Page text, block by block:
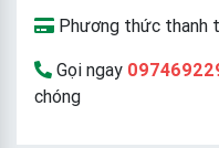
Phương thức thanh
Gọi ngay
chóng